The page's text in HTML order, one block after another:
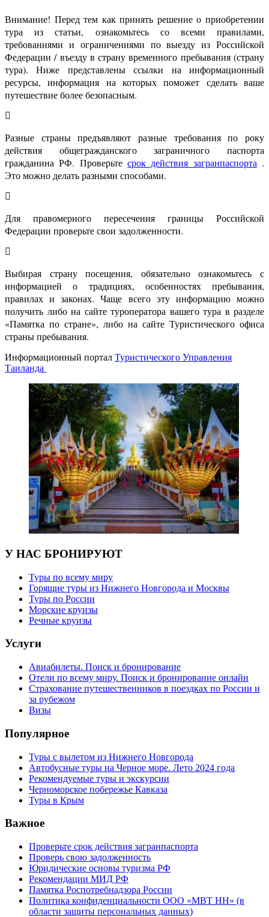
Внимание! Перед тем как принять решение о приобретении
тура из статьи, ознакомьтесь со всеми правилами,
требованиями и ограничениями по выезду из Российской
Федерации / въезду в страну временного пребывания (страну
тура). Ниже представлены ссылки на информационный
ресурсы, информация на которых поможет сделать ваше
путешествие более безопасным.
Разные страны предъявляют разные требования по року
действия общегражданского заграничного паспорта
гражданина РФ. Проверьте срок действия загранпаспорта .
Это можно делать разными способами.
Для правомерного пересечения границы Российской
Федерации проверьте свои задолженности.
Выбирая страну посещения, обязательно ознакомьтесь с
информацией о традициях, особенностях пребывания,
правилах и законах. Чаще всего эту информацию можно
получить либо на сайте туроператора вашего тура в разделе
«Памятка по стране», либо на сайте Туристического офиса
страны пребывания.
Информационный портал Туристического Управления
Таиланда
У НАС БРОНИРУЮТ
Туры по всему миру
Горящие туры из Нижнего Новгорода и Москвы
Туры по России
Морские круизы
Речные круизы
Услуги
Авиабилеты. Поиск и бронирование
Отели по всему миру. Поиск и бронирование онлайн
Страхование путешественников в поездках по России и
за рубежом
Визы
Популярное
Туры с вылетом из Нижнего Новгорода
Автобусные туры на Черное море. Лето 2024 года
Рекомендуемые туры и экскурсии
Черноморское побережье Кавказа
Туры в Крым
Важное
Проверьте срок действия загранпаспорта
Проверь свою задолженность
Юридические основы туризма РФ
Рекомендации МИД РФ
Памятка Роспотребнадзора России
Политика конфиденциальности ООО «МВТ НН» (в
области защиты персональных данных)